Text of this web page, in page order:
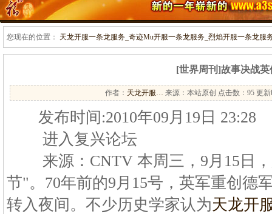
您现在的位置： 天龙开服一条龙服务_奇迹Mu开服一条龙服务_烈焰开服一条龙服
[世界周刊]故事决战英
作者： 天龙开服… 来源：本站原创 点击数： 95 更新
发布时间:2010年09月19日 23:28
进入复兴论坛
来源：CNTV 本周三，9月15日，
节"。70年前的9月15号，英军重创德
转入夜间。不少历史学家认为天龙开